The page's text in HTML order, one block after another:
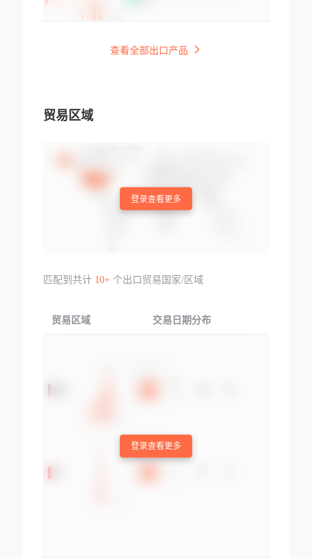
查看全部出口产品
贸易区域
登录查看更多
匹配到共计 10+个出口贸易国家/区域
贸易区域 交易日期分布
登录查看更多